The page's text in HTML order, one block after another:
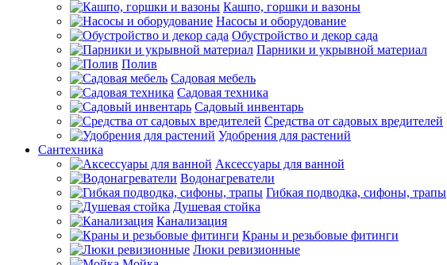
Кашпо, горшки и вазоны
Насосы и оборудование
Обустройство и декор сада
Парники и укрывной материал
Полив
Садовая мебель
Садовая техника
Садовый инвентарь
Средства от садовых вредителей
Удобрения для растений
Сантехника
Аксессуары для ванной
Водонагреватели
Гибкая подводка, сифоны, трапы
Душевая стойка
Канализация
Краны и резьбовые фитинги
Люки ревизионные